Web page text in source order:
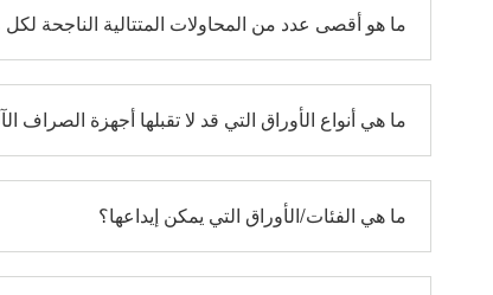
ما هو أقصى عدد من المحاولات المتتالية الناجحة لكل
ما هي أنواع الأوراق التي قد لا تقبلها أجهزة الصراف
ما هي الفئات/الأوراق التي يمكن إيداعها؟